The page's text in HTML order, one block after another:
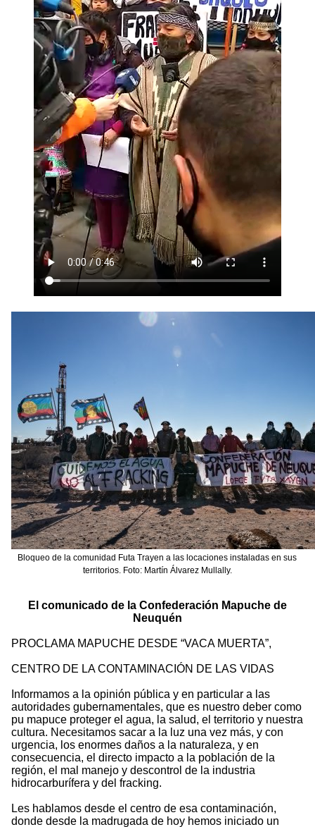
Bloqueo de la comunidad Futa Trayen a las locaciones instaladas en sus
territorios. Foto: Martín Álvarez Mullally.
El comunicado de la Confederación Mapuche de
Neuquén
PROCLAMA MAPUCHE DESDE “VACA MUERTA”,
CENTRO DE LA CONTAMINACIÓN DE LAS VIDAS
Informamos a la opinión pública y en particular a las
autoridades gubernamentales, que es nuestro deber como
pu mapuce proteger el agua, la salud, el territorio y nuestra
cultura. Necesitamos sacar a la luz una vez más, y con
urgencia, los enormes daños a la naturaleza, y en
consecuencia, el directo impacto a la población de la
región, el mal manejo y descontrol de la industria
hidrocarburífera y del fracking.
Les hablamos desde el centro de esa contaminación,
donde desde la madrugada de hoy hemos iniciado un